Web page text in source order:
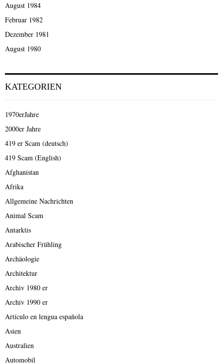
August 1984
Februar 1982
Dezember 1981
August 1980
KATEGORIEN
1970erJahre
2000er Jahre
419 er Scam (deutsch)
419 Scam (English)
Afghanistan
Afrika
Allgemeine Nachrichten
Animal Scam
Antarktis
Arabischer Frühling
Archäologie
Architektur
Archiv 1980 er
Archiv 1990 er
Artículo en lengua española
Asien
Australien
Automobil